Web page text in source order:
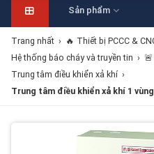
Sản phẩm
Trang nhất › 🔥 Thiết bị PCCC &
Hệ thống báo cháy và truyền tin ›
Trung tâm điều khiển xả khí ›
Trung tâm điều khiển xả khí 1